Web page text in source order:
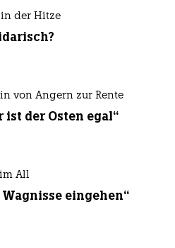
der Hitze
von Angern zur Rente
ist der Osten egal“
All
eingehen“